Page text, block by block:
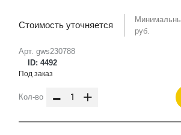
Арт. gws230788
ID: 4492
Стоимость уточняется
руб.
Под заказ
Кол-во - +